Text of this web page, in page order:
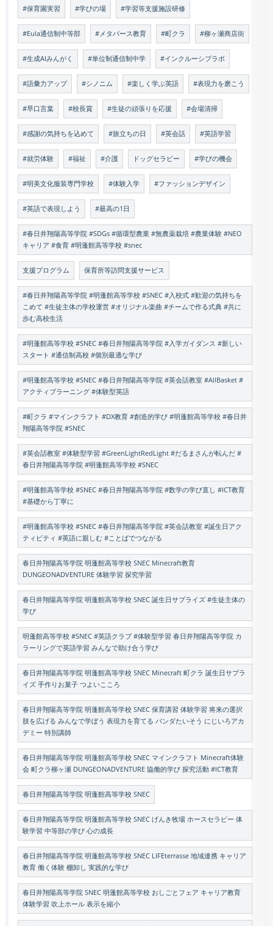
#保育園実習 #学びの場 #学習等支援施設研修
#Eula通信制中等部 #メタバース教育 #町クラ #柳ヶ瀬商店街
#生成AIみんがく #単位制通信制中学 #インクルーシブラボ
#語彙力アップ #シノニム #楽しく学ぶ英語 #表現力を磨こう
#早口言葉 #校長賞 #生徒の頑張りを応援 #会場清掃
#感謝の気持ちを込めて #旅立ちの日 #英会話 #英語学習
#就労体験 #福祉 #介護 ドッグセラピー #学びの機会
#明美文化服装専門学校 #体験入学 #ファッションデザイン
#英語で表現しよう #最高の1日
#春日井翔陽高等学院 #SDGs #循環型農業 #無農薬栽培 #農業体験 #NEO
キャリア #食育 #明蓬館高等学校 #snec
支援プログラム 保育所等訪問支援サービス
#春日井翔陽高等学院 #明蓬館高等学校 #SNEC #入校式 #歓迎の気持ちを
こめて #生徒主体の学校運営 #オリジナル楽曲 #チームで作る式典 #共に
歩む高校生活
#明蓬館高等学校 #SNEC #春日井翔陽高等学院 #入学ガイダンス #新しい
スタート #通信制高校 #個別最適な学び
#明蓬館高等学校 #SNEC #春日井翔陽高等学院 #英会話教室 #AllBasket #
アクティブラーニング #体験型英語
#町クラ #マインクラフト #DX教育 #創造的学び #明蓬館高等学校 #春日井
翔陽高等学院 #SNEC
#英会話教室 #体験型学習 #GreenLightRedLight #だるまさんが転んだ #
春日井翔陽高等学院 #明蓬館高等学校 #SNEC
#明蓬館高等学校 #SNEC #春日井翔陽高等学院 #数学の学び直し #ICT教育
#基礎から丁寧に
#明蓬館高等学校 #SNEC #春日井翔陽高等学院 #英会話教室 #誕生日アク
ティビティ #英語に親しむ #ことばでつながる
春日井翔陽高等学院 明蓬館高等学校 SNEC Minecraft教育
DUNGEONADVENTURE 体験学習 探究学習
春日井翔陽高等学院 明蓬館高等学校 SNEC 誕生日サプライズ #生徒主体の
学び
明蓬館高等学校 #SNEC #英語クラブ #体験型学習 春日井翔陽高等学院 カ
ラーリングで英語学習 みんなで助け合う学び
春日井翔陽高等学院 明蓬館高等学校 SNEC Minecraft 町クラ 誕生日サプラ
イズ 手作りお菓子 つよいこころ
春日井翔陽高等学院 明蓬館高等学校 SNEC 保育講習 体験学習 将来の選択
肢を広げる みんなで学ぼう 表現力を育てる パンダたいそう にじいろアカ
デミー 特別講師
春日井翔陽高等学院 明蓬館高等学校 SNEC マインクラフト Minecraft体験
会 町クラ柳ヶ瀬 DUNGEONADVENTURE 協働的学び 探究活動 #ICT教育
春日井翔陽高等学院 明蓬館高等学校 SNEC
春日井翔陽高等学院 明蓬館高等学校 SNEC げんき牧場 ホースセラピー 体
験学習 中等部の学び 心の成長
春日井翔陽高等学院 明蓬館高等学校 SNEC LIFEterrasse 地域連携 キャリア
教育 働く体験 棚卸し 実践的な学び
春日井翔陽高等学院 SNEC 明蓬館高等学校 おしごとフェア キャリア教育
体験学習 吹上ホール 表示を縮小